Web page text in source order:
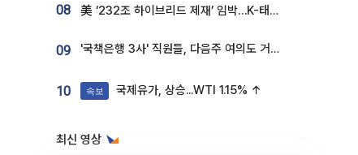
08 美 ‘232조 하이브리드 제재’ 임박…K-태양광, 불확실성 털고 날개 다나
09 '국책은행 3사' 직원들, 다음주 여의도 거리 나서는 까닭은
10 속보 국제유가, 상승...WTI 1.15% ↑
최신 영상